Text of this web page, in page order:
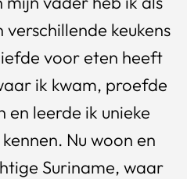
keukens
voor eten heeft
ik kwam, proefde
en leerde ik unieke
Nu woon en
Suriname, waar